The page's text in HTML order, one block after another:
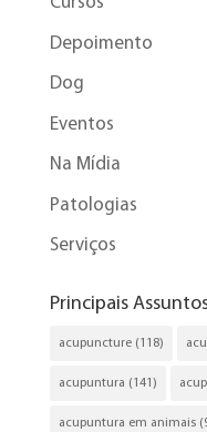
Depoimento
Dog
Eventos
Na Mídia
Patologias
Serviços
Principais
acupuncture(118)
acupuntura (141)
acupuntura em animais